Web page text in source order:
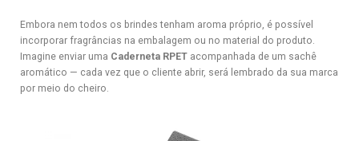
Embora nem todos os brindes tenham aroma próprio, é possível
incorporar fragrâncias na embalagem ou no material do produto.
Imagine enviar uma Caderneta RPET acompanhada de um sachê
aromático — cada vez que o cliente abrir, será lembrado da sua marca
por meio do cheiro.